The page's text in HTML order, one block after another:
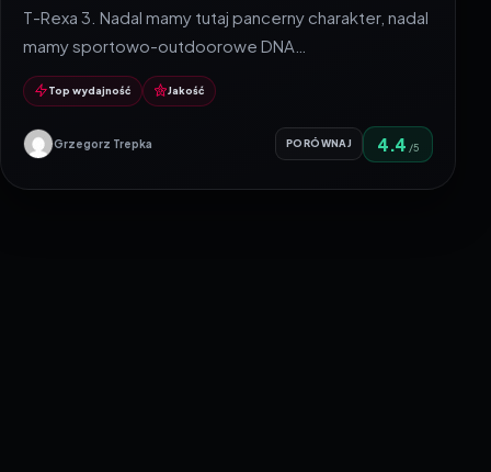
T-Rexa 3. Nadal mamy tutaj pancerny charakter, nadal
mamy sportowo-outdoorowe DNA…
Top wydajność Jakość
Grzegorz Trepka PORÓWNAJ 4.4 /5